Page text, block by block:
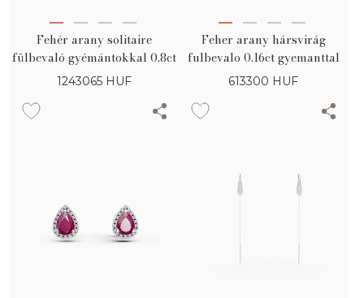
Fehér arany solitaire
fülbevaló gyémántokkal 0.8ct
1243065 HUF
Feher arany hársvirág
fulbevalo 0.16ct gyemanttal
613300 HUF